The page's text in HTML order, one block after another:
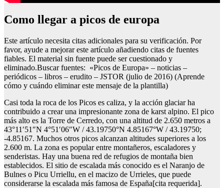
Como llegar a picos de europa
Este artículo necesita citas adicionales para su verificación. Por
favor, ayude a mejorar este artículo añadiendo citas de fuentes
fiables. El material sin fuente puede ser cuestionado y
eliminado.Buscar fuentes: «Picos de Europa» – noticias –
periódicos – libros – erudito – JSTOR (julio de 2016) (Aprende
cómo y cuándo eliminar este mensaje de la plantilla)
Casi toda la roca de los Picos es caliza, y la acción glaciar ha
contribuido a crear una impresionante zona de karst alpino. El pico
más alto es la Torre de Cerredo, con una altitud de 2.650 metros a
43°11′51″N 4°51′06″W / 43.19750°N 4.85167°W / 43.19750;
-4.85167. Muchos otros picos alcanzan altitudes superiores a los
2.600 m. La zona es popular entre montañeros, escaladores y
senderistas. Hay una buena red de refugios de montaña bien
establecidos. El sitio de escalada más conocido es el Naranjo de
Bulnes o Picu Urriellu, en el macizo de Urrieles, que puede
considerarse la escalada más famosa de España[cita requerida].